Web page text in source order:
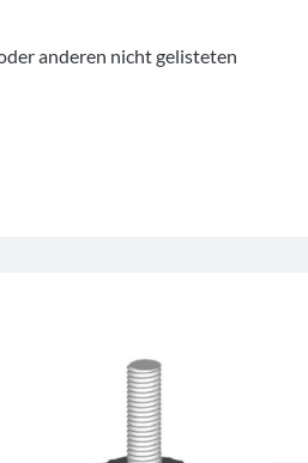
anderen nicht gelisteten